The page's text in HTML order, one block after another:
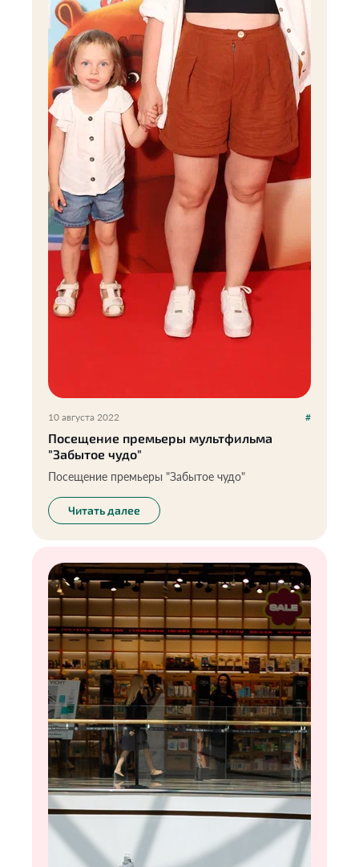
10 августа 2022 #
Посещение премьеры мультфильма
"Забытое чудо"
Посещение премьеры "Забытое чудо"
Читать далее